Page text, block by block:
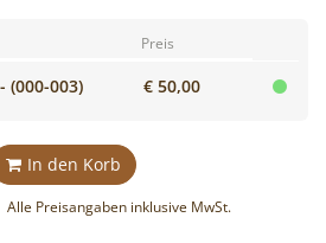
Preis
(000-003) € 50,00
In den Korb
Alle Preisangaben inklusive MwSt.